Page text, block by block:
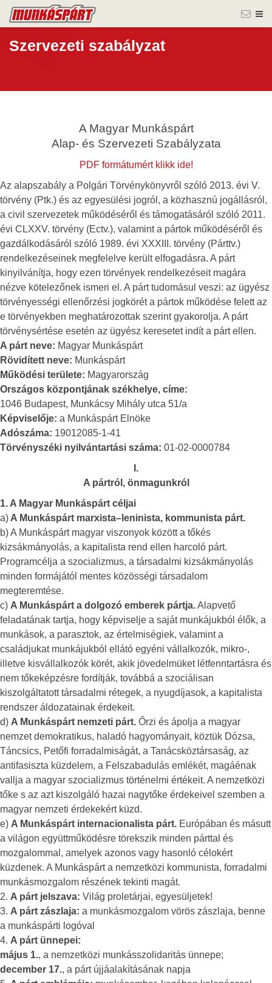
Szervezeti szabályzat
A Magyar Munkáspárt
Alap- és Szervezeti Szabályzata
PDF formátumért klikk ide!
Az alapszabály a Polgári Törvénykönyvről szóló 2013. évi V.
törvény (Ptk.) és az egyesülési jogról, a közhasznú jogállásról,
a civil szervezetek működéséről és támogatásáról szóló 2011.
évi CLXXV. törvény (Ectv.), valamint a pártok működéséről és
gazdálkodásáról szóló 1989. évi XXXIII. törvény (Párttv.)
rendelkezéseinek megfelelve került elfogadásra. A párt
kinyilvánítja, hogy ezen törvények rendelkezéseit magára
nézve kötelezőnek ismeri el. A párt tudomásul veszi: az ügyész
törvényességi ellenőrzési jogkörét a pártok működése felett az
e törvényekben meghatározottak szerint gyakorolja. A párt
törvénysértése esetén az ügyész keresetet indít a párt ellen.
A párt neve: Magyar Munkáspárt
Rövidített neve: Munkáspárt
Működési területe: Magyarország
Országos központjának székhelye, címe:
1046 Budapest, Munkácsy Mihály utca 51/a
Képviselője: a Munkáspárt Elnöke
Adószáma: 19012085-1-41
Törvényszéki nyilvántartási száma: 01-02-0000784
I.
A pártról, önmagunkról
1. A Magyar Munkáspárt céljai
a) A Munkáspárt marxista–leninista, kommunista párt.
b) A Munkáspárt magyar viszonyok között a tőkés
kizsákmányolás, a kapitalista rend ellen harcoló párt.
Programcélja a szocializmus, a társadalmi kizsákmányolás
minden formájától mentes közösségi társadalom
megteremtése.
c) A Munkáspárt a dolgozó emberek pártja.Alapvető
feladatának tartja, hogy képviselje a saját munkájukból élők, a
munkások, a parasztok, az értelmiségiek, valamint a
családjukat munkájukból ellátó egyéni vállalkozók, mikro-,
illetve kisvállalkozók körét, akik jövedelmüket létfenntartásra és
nem tőkeképzésre fordítják, továbbá a szociálisan
kiszolgáltatott társadalmi rétegek, a nyugdíjasok, a kapitalista
rendszer áldozatainak érdekeit.
d) A Munkáspárt nemzeti párt. Őrzi és ápolja a magyar
nemzet demokratikus, haladó hagyományait, köztük Dózsa,
Táncsics, Petőfi forradalmiságát, a Tanácsköztársaság, az
antifasiszta küzdelem, a Felszabadulás emlékét, magáénak
vallja a magyar szocializmus történelmi értékeit. A nemzetközi
tőke s az azt kiszolgáló hazai nagytőke érdekeivel szemben a
magyar nemzeti érdekekért küzd.
e) A Munkáspárt internacionalista párt. Európában és másutt
a világon együttműködésre törekszik minden párttal és
mozgalommal, amelyek azonos vagy hasonló célokért
küzdenek. A Munkáspárt a nemzetközi kommunista, forradalmi
munkásmozgalom részének tekinti magát.
2. A párt jelszava: Világ proletárjai, egyesüljetek!
3. A párt zászlaja: a munkásmozgalom vörös zászlaja, benne
a munkáspárti logóval
4. A párt ünnepei:
május 1., a nemzetközi munkásszolidaritás ünnepe;
december 17., a párt újjáalakításának napja